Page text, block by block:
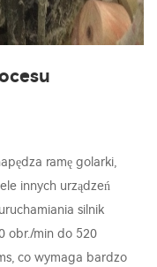
ramę golarki,
innych urządzeń
silnik
obr./min do 520
co wymaga bardzo